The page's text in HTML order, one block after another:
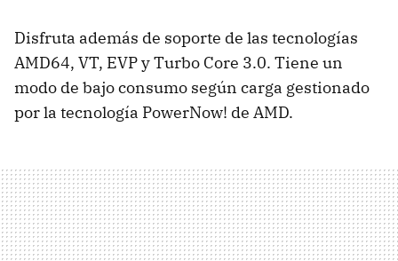
Disfruta además de soporte de las tecnologías
AMD64, VT, EVP y Turbo Core 3.0. Tiene un
modo de bajo consumo según carga gestionado
por la tecnología PowerNow! de AMD.